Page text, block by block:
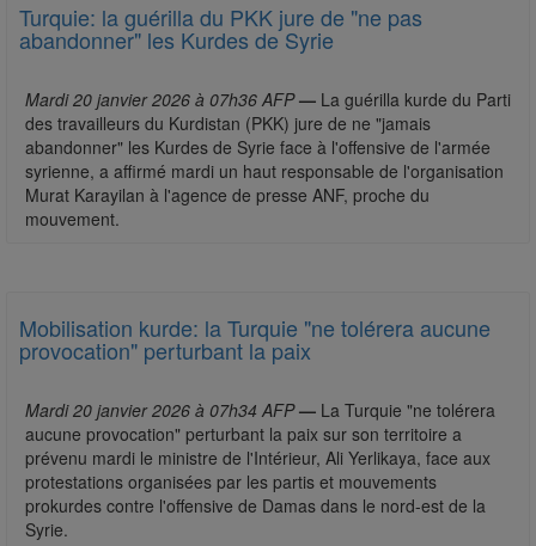
Turquie: la guérilla du PKK jure de "ne pas
abandonner" les Kurdes de Syrie
Mardi 20 janvier 2026 à 07h36 AFP — La guérilla kurde du Parti
des travailleurs du Kurdistan (PKK) jure de ne "jamais
abandonner" les Kurdes de Syrie face à l'offensive de l'armée
syrienne, a affirmé mardi un haut responsable de l'organisation
Murat Karayilan à l'agence de presse ANF, proche du
mouvement.
Mobilisation kurde: la Turquie "ne tolérera aucune
provocation" perturbant la paix
Mardi 20 janvier 2026 à 07h34 AFP — La Turquie "ne tolérera
aucune provocation" perturbant la paix sur son territoire a
prévenu mardi le ministre de l'Intérieur, Ali Yerlikaya, face aux
protestations organisées par les partis et mouvements
prokurdes contre l'offensive de Damas dans le nord-est de la
Syrie.